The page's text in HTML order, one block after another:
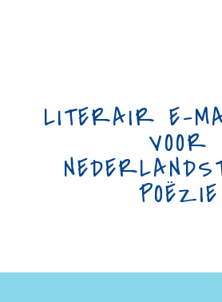
LITERAIR E-
VOOR
POËZIE